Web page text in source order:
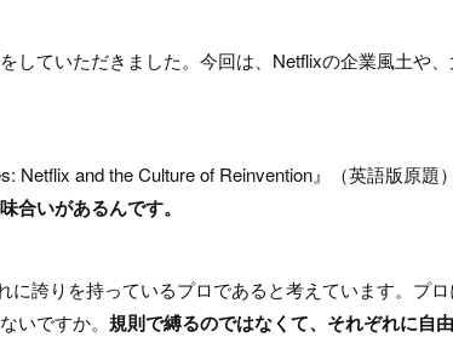
していただきました。今回は、Netflixの企業風土や
Netflix and the Culture of Reinvention』（英語版原題
合いがあるんです。
誇りを持っているプロであると考えています。プ
いですか。 規則で縛るのではなくて、それぞれに自